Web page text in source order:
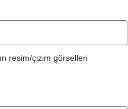
resim/çizim görselleri